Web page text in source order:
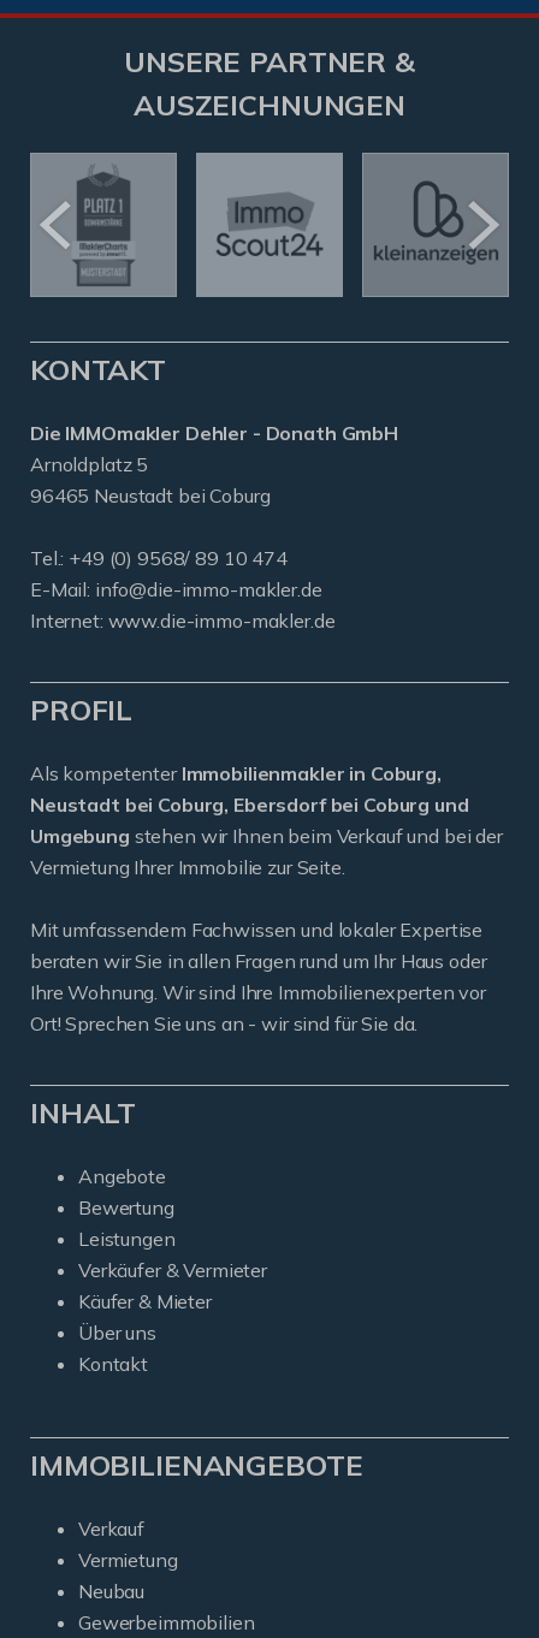
UNSERE PARTNER &
AUSZEICHNUNGEN
KONTAKT
Die IMMOmakler Dehler - Donath GmbH
Arnoldplatz 5
96465 Neustadt bei Coburg
Tel.: +49 (0) 9568/ 89 10 474
E-Mail: info@die-immo-makler.de
Internet: www.die-immo-makler.de
PROFIL
Als kompetenter Immobilienmakler in Coburg,
Neustadt bei Coburg, Ebersdorf bei Coburg und
Umgebung stehen wir Ihnen beim Verkauf und bei der
Vermietung Ihrer Immobilie zur Seite.
Mit umfassendem Fachwissen und lokaler Expertise
beraten wir Sie in allen Fragen rund um Ihr Haus oder
Ihre Wohnung. Wir sind Ihre Immobilienexperten vor
Ort! Sprechen Sie uns an - wir sind für Sie da.
INHALT
Angebote
Bewertung
Leistungen
Verkäufer & Vermieter
Käufer & Mieter
Über uns
Kontakt
IMMOBILIENANGEBOTE
Verkauf
Vermietung
Neubau
Gewerbeimmobilien